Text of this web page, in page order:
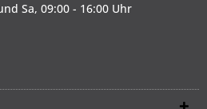
Sa, 09:00 - 16:00 Uhr